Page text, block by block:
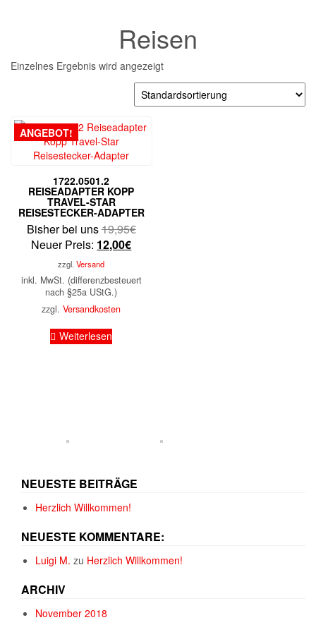
Reisen
Einzelnes Ergebnis wird angezeigt
ANGEBOT!
1722.0501.2
REISEADAPTER KOPP
TRAVEL-STAR
REISESTECKER-ADAPTER
Bisher bei uns19,95€Ursprünglicher
19,95€
Neuer Preis: 12,00€Aktueller
ist:
zzgl.Versand
inkl. MwSt. (differenzbesteuert
nach §25a UStG.)
zzgl.Versandkosten
Weiterlesen
NEUESTE BEITRÄGE
Herzlich Willkommen!
NEUESTE KOMMENTARE:
Luigi M. zu Herzlich Willkommen!
ARCHIV
November 2018